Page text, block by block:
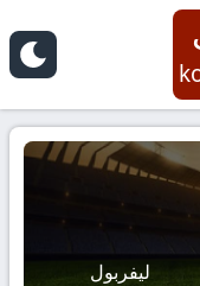
ليفربول